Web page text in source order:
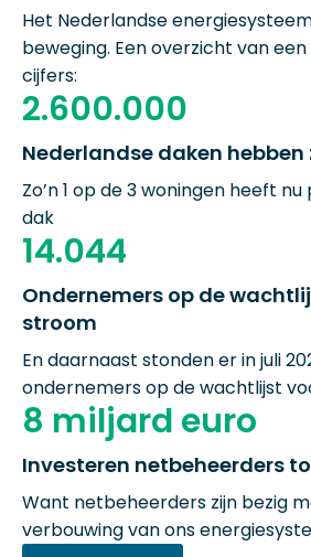
Het Nederlandse
beweging. Een overzicht van
cijfers:
2.600.000
Nederlandse daken
Zo’n 1 op de 3 woningen heeft
dak
14.044
Ondernemers op de
stroom
En daarnaast stonden er in juli
ondernemers op de wachtlijst
8 miljard euro
Investeren netbeheerders
Want netbeheerders zijn bezig
verbouwing van ons